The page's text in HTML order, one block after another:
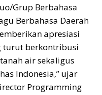
Grup Berbahasa
Berbahasa Daerah
apresiasi
turut berkontribusi
air sekaligus
Indonesia,” ujar
Programming